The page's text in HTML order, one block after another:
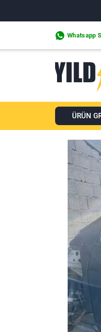
Whatsapp
ÜRÜN